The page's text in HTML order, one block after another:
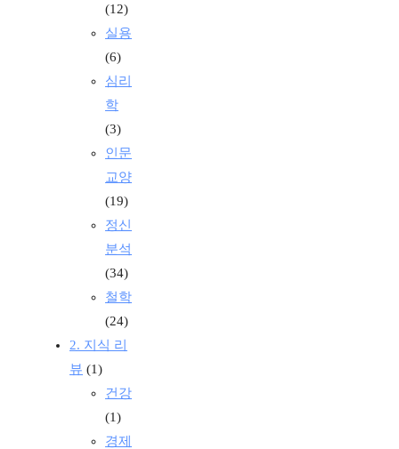
(12)
실용
(6)
심리
학
(3)
인문
교양
(19)
정신
분석
(34)
철학
(24)
2. 지식 리
뷰 (1)
건강
(1)
경제